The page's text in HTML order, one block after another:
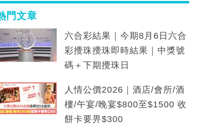
門文章
六合彩結果｜今期8月6日六合
彩攪珠攪珠即時結果｜中獎號
碼＋下期攪珠日
人情公價2026｜酒店/會所/酒
樓/午宴/晚宴$800至$1500 收
餅卡要畀$300